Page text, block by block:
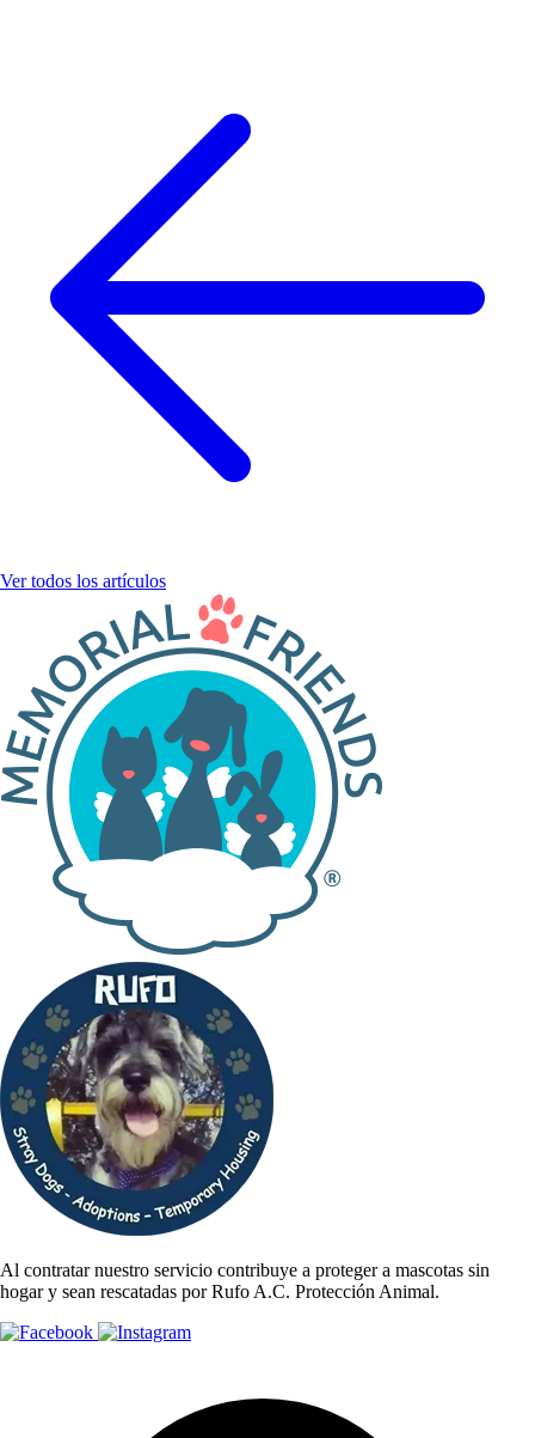
Ver todos los artículos
Al contratar nuestro servicio contribuye a proteger a mascotas sin
hogar y sean rescatadas por Rufo A.C. Protección Animal.